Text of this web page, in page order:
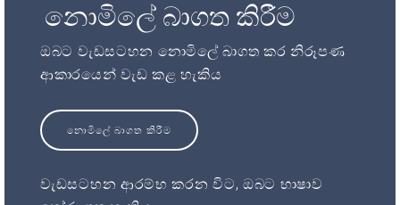
නොමිලේ බාගත කිරීම
ඔබට වැඩසටහන නොමිලේ බාගත කර නිරූපණ
ආකාරයෙන් වැඩ කළ හැකිය
නොමිලේ බාගත කිරීම
වැඩසටහන ආරම්භ කරන විට, ඔබට භාෂාව